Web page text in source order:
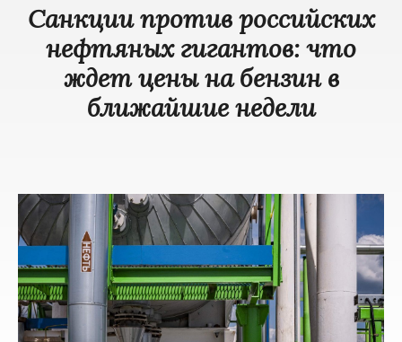
Санкции против российских
нефтяных гигантов: что
ждет цены на бензин в
ближайшие недели